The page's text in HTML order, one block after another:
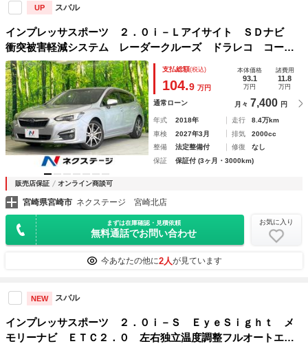
UP スバル
インプレッサスポーツ ２．０ｉ－Ｌアイサイト ＳＤナビ
衝突被害軽減システム レーダークルーズ ドラレコ コーナ
ーセンサー スマートキー ＨＩＤヘッド ＥＴＣ 純正１７
インチアルミ 車線逸脱警報 オートライト デュアルエアコ
ン
支払総額(税込)
104.9 万円
本体価格
93.1
万円
諸費用
11.8
万円
通常ローン 月々 7,400 円
年式 2018年 走行
8.4万km
車検
2027年3月 排気
2000cc
整備
法定整備付 修復
なし
保証
保証付 (3ヶ月・3000km)
販売店保証 オンライン商談可
宮崎県宮崎市 ネクステージ 宮崎北店
まずは在庫確認・見積依頼
無料通話でお問い合わせ
お気に入り
今あなたの他に2人が見ています
NEW スバル
インプレッサスポーツ ２．０ｉ－Ｓ ＥｙｅＳｉｇｈｔ メ
モリーナビ ＥＴＣ２．０ 左右独立温度調整フルオートエア